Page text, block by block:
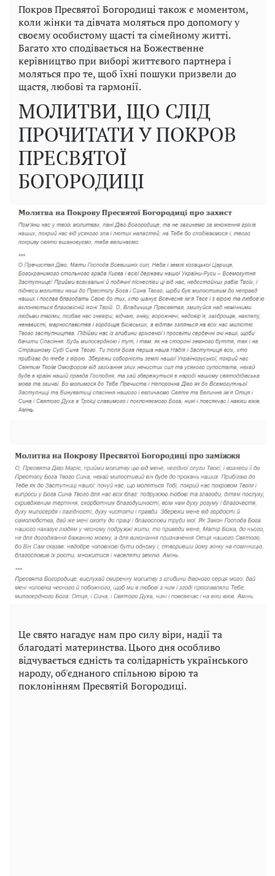
Покров Пресвятої Богородиці також є моментом,
коли жінки та дівчата моляться про допомогу у
своєму особистому щасті та сімейному житті.
Багато хто сподівається на Божественне
керівництво при виборі життєвого партнера і
моляться про те, щоб їхні пошуки призвели до
щастя, любові та гармонії.
МОЛИТВИ, ЩО СЛІД
ПРОЧИТАТИ У ПОКРОВ
ПРЕСВЯТОЇ
БОГОРОДИЦІ
Це свято нагадує нам про силу віри, надії та
благодаті материнства. Цього дня особливо
відчувається єдність та солідарність українського
народу, об'єднаного спільною вірою та
поклонінням Пресвятій Богородиці.